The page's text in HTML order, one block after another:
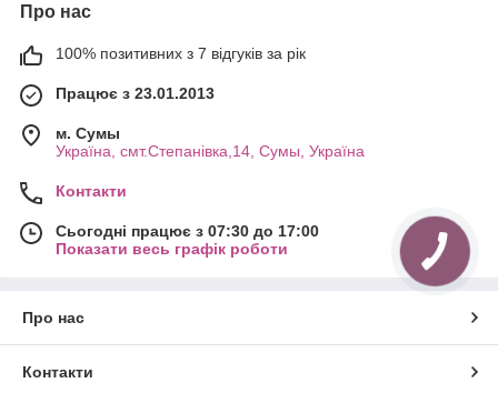
Про нас
100% позитивних з 7 відгуків за рік
Працює з 23.01.2013
м. Cумы
Україна, смт.Степанівка,14, Cумы, Україна
Контакти
Сьогодні працює з 07:30 до 17:00
Показати весь графік роботи
Про нас
Контакти